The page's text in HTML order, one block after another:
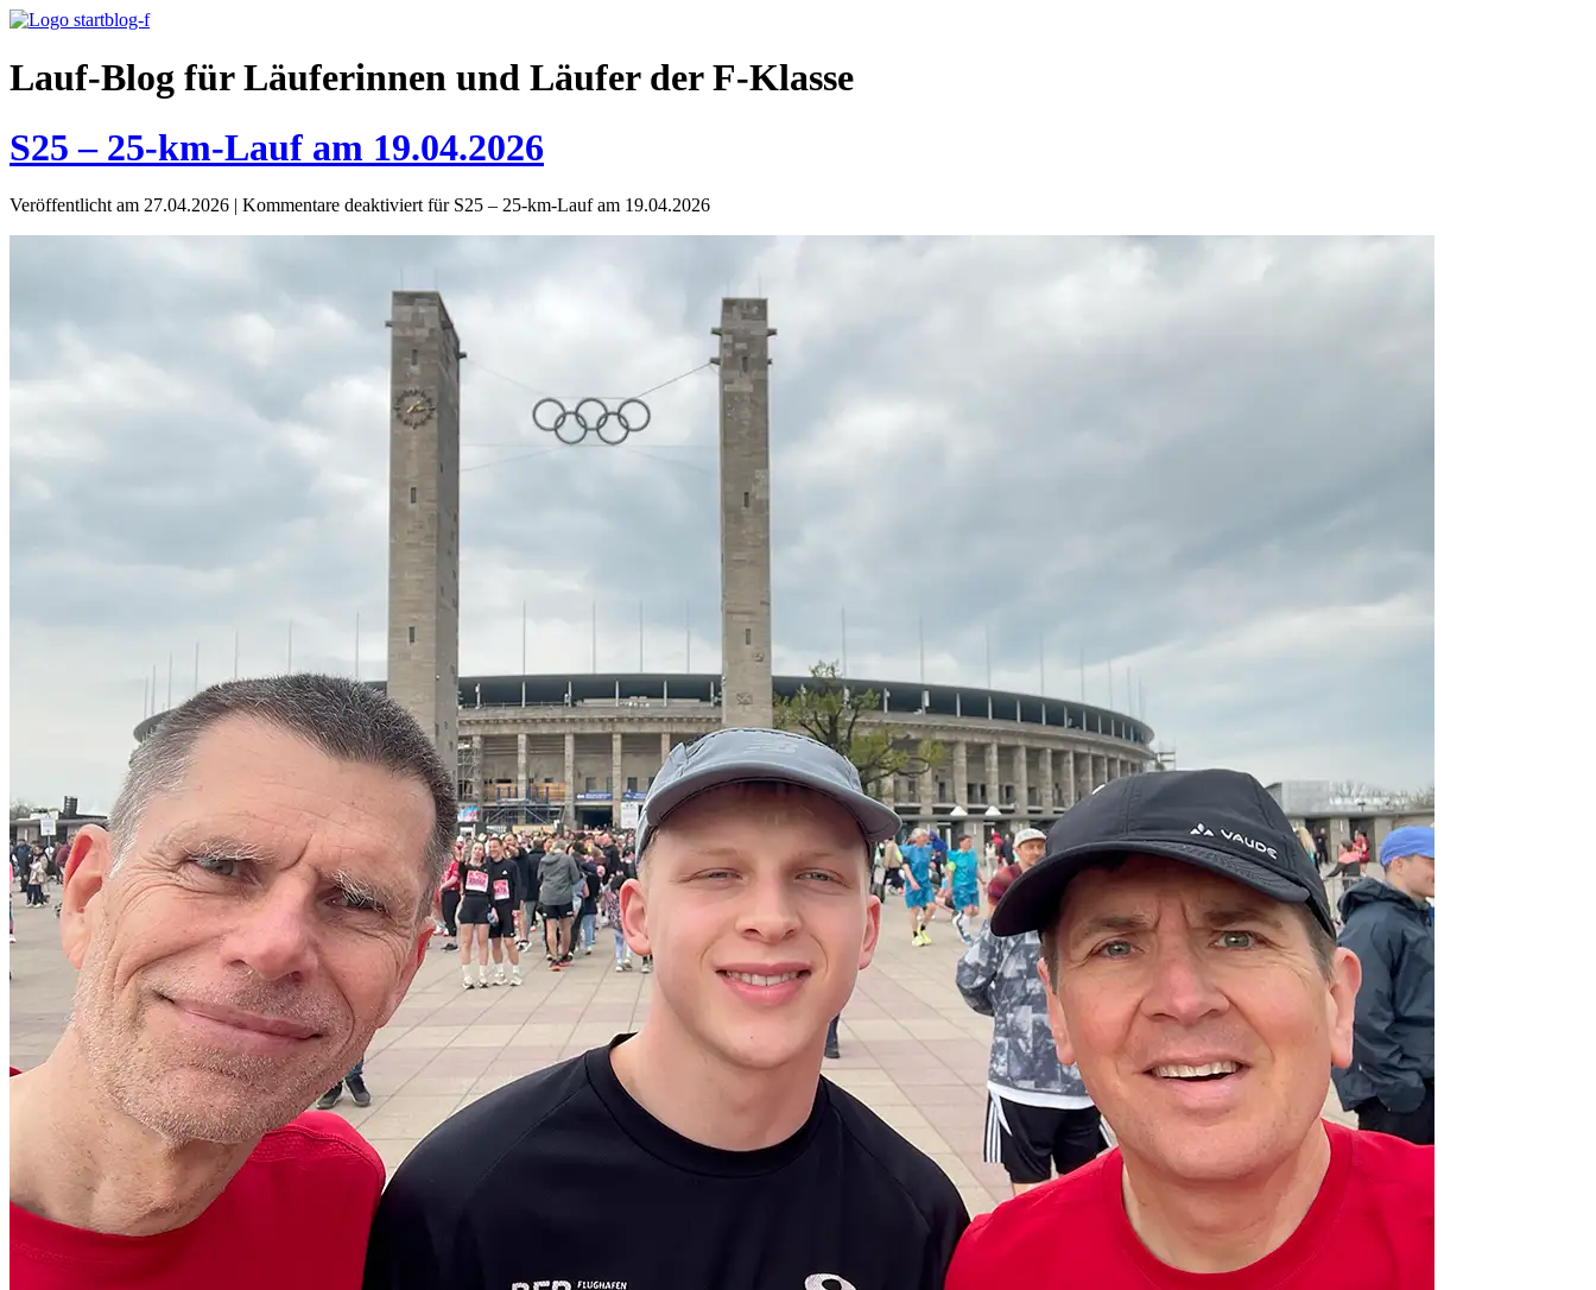
Lauf-Blog für Läuferinnen und Läufer der F-Klasse
S25 – 25-km-Lauf am 19.04.2026
Veröffentlicht am 27.04.2026 | Kommentare deaktiviert für S25 – 25-km-Lauf am 19.04.2026